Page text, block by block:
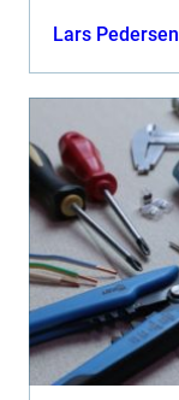
Lars Pedersen